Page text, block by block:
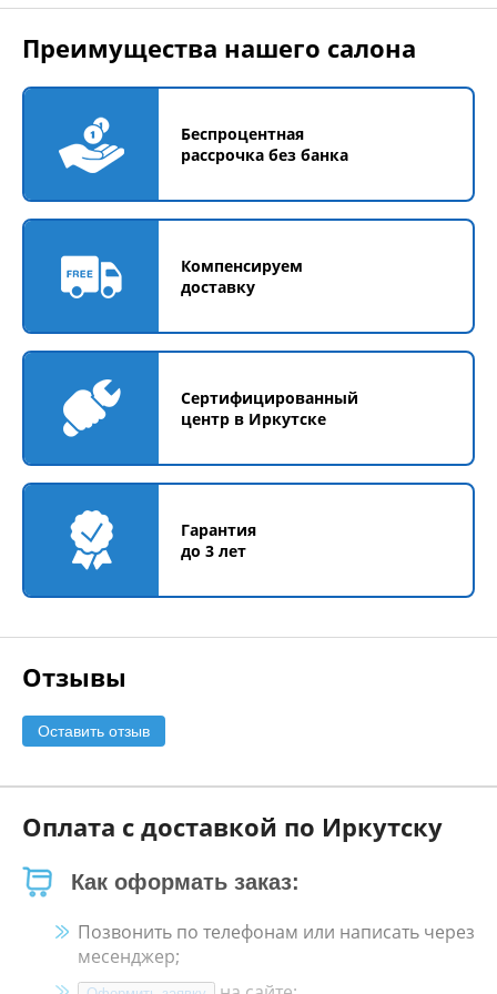
Преимущества нашего салона
Беспроцентная
рассрочка без банка
Компенсируем
доставку
Сертифицированный
центр в Иркутске
Гарантия
до 3 лет
Отзывы
Оставить отзыв
Оплата с доставкой по Иркутску
Как оформать заказ:
Позвонить по телефонам или написать через
месенджер;